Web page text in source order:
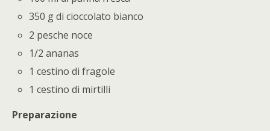
350 g di cioccolato bianco
2 pesche noce
1/2 ananas
1 cestino di fragole
1 cestino di mirtilli
Preparazione